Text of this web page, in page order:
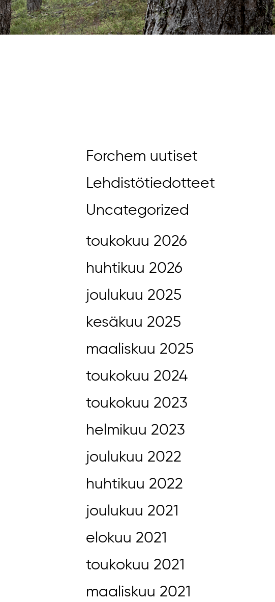
Forchem uutiset
Lehdistötiedotteet
Uncategorized
toukokuu 2026
huhtikuu 2026
joulukuu 2025
kesäkuu 2025
maaliskuu 2025
toukokuu 2024
toukokuu 2023
helmikuu 2023
joulukuu 2022
huhtikuu 2022
joulukuu 2021
elokuu 2021
toukokuu 2021
maaliskuu 2021